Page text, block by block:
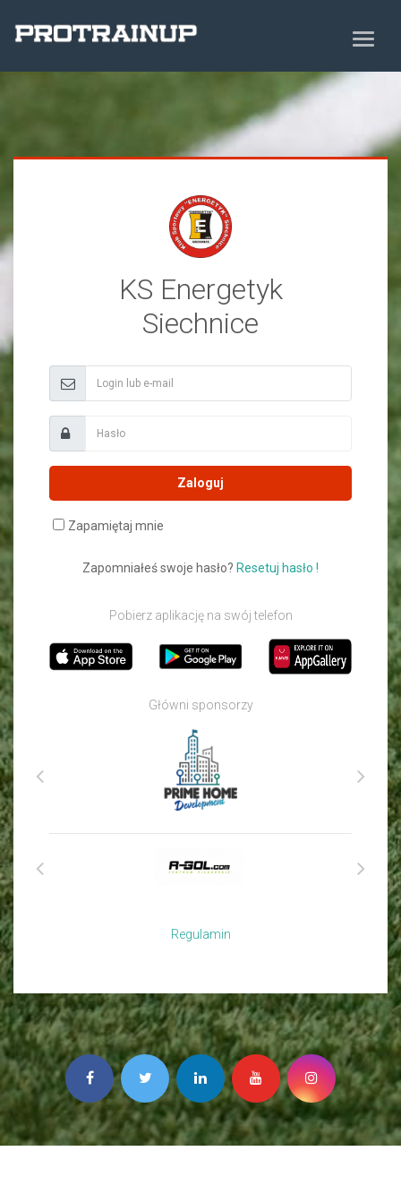
KS Energetyk
Siechnice
Zaloguj
Zapamiętaj mnie
Zapomniałeś swoje hasło? Resetuj hasło !
Pobierz aplikację na swój telefon
Główni sponsorzy
Regulamin